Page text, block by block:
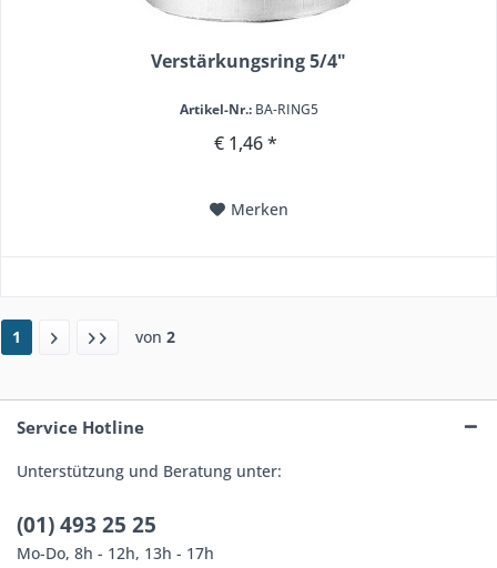
Verstärkungsring 5/4"
Artikel-Nr.:BA-RING5
€ 1,46 *
Merken
1 von 2
Service Hotline
Unterstützung und Beratung unter:
(01) 493 25 25
Mo-Do, 8h - 12h, 13h - 17h